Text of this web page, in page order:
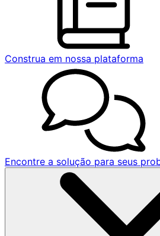
Construa em nossa plataforma
Encontre a solução para seus